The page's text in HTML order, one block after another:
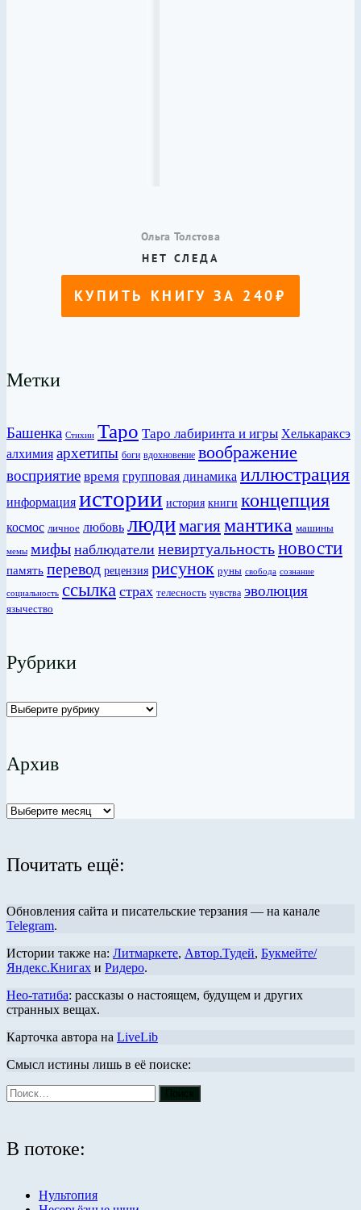
Метки
Башенка Стихии Таро Таро лабиринта и игры Хелькараксэ
алхимия архетипы боги вдохновение воображение
восприятие время групповая динамика иллюстрация
информация истории история книги концепция
космос личное любовь людимагиямантика машины
мемы мифы наблюдатели невиртуальностьновости
память перевод рецензия рисунок руны свобода сознание
социальность ссылка страх телесность чувства эволюция
язычество
Рубрики
Рубрики
Архив
Архив
Почитать ещё:
Обновления сайта и писательские терзания — на канале
Telegram.
Истории также на: Литмаркете, Автор.Тудей, Букмейте/
Яндекс.Книгах и Ридеро.
Нео-татиба: рассказы о настоящем, будущем и других
странных вещах.
Карточка автора на LiveLib
Смысл истины лишь в её поиске:
В потоке:
Нультопия